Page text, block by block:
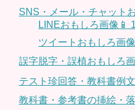
SNS・メール・チャット
LINEおもしろ画像📱
ツイートおもしろ画
誤字脱字・誤植おもしろ
テスト珍回答・教科書例
教科書・参考書の挿絵・